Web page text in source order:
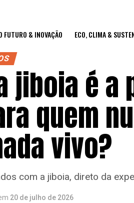
FUTURO & INOVAÇÃO ECO, CLIMA &
jiboia é a
quem
vivo?
com a jiboia, direto da
20 de julho de 2026